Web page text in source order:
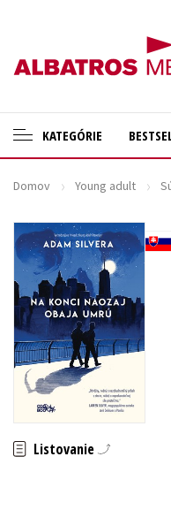
KATEGÓRIE
🛍️ Darčekové poukazy
✍️Knihy s podpisom
🎁 Limitované balíčky
🔥 Výhodné predpredaje
🏷️ Zlacnené knihy
⚔️ Zaklínač na CD
🔖Outlet knihy
Domov Young adult
Listovanie